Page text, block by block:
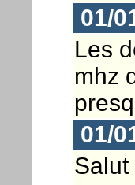
01/
Les
mhz
01/
Salut